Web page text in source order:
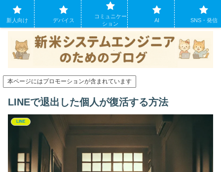
システムエンジニアになったばかりの方のために。現場でよくあるパソコンの
トラブルも
本ページにはプロモーションが含まれています
LINEで退出した個人が復活する方法
LINE
新人向け デバイス
コミュニケー
ション
AI SNS・発信